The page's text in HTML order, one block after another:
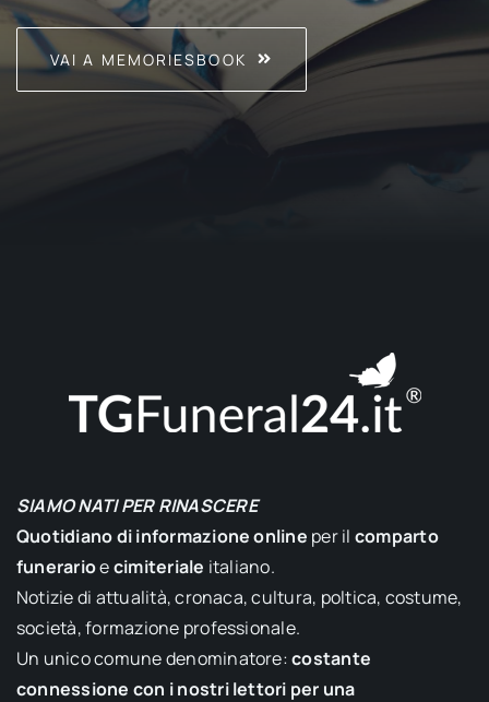
VAI A MEMORIESBOOK
SIAMO NATI PER RINASCERE
Quotidiano di informazione online per il comparto
funerarioecimiteriale italiano.
Notizie di attualità, cronaca, cultura, poltica, costume,
società, formazione professionale.
Un unico comune denominatore:costante
connessione con i nostri lettori per una